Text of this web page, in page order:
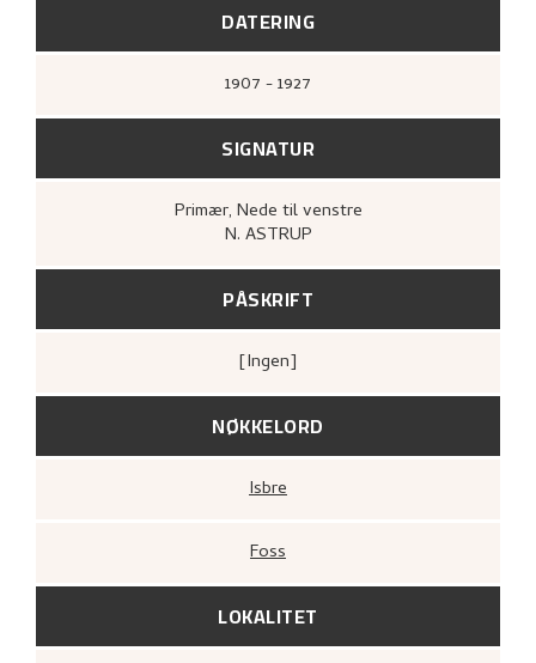
DATERING
1907 - 1927
SIGNATUR
Primær, Nede til venstre
N. ASTRUP
PÅSKRIFT
[ingen]
NØKKELORD
Isbre
Foss
LOKALITET